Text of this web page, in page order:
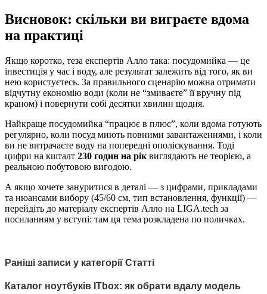
Висновок: скільки ви виграєте вдома
на практиці
Якщо коротко, теза експертів Алло така: посудомийка — це
інвестиція у час і воду, але результат залежить від того, як ви
нею користуєтесь. За правильного сценарію можна отримати
відчутну економію води (коли не “змиваєте” її вручну під
краном) і повернути собі десятки хвилин щодня.
Найкраще посудомийка “працює в плюс”, коли вдома готують
регулярно, коли посуд миють повними завантаженнями, і коли
ви не витрачаєте воду на попередні ополіскування. Тоді
цифри на кшталт 230 годин на рік виглядають не теорією, а
реальною побутовою вигодою.
А якщо хочете зануритися в деталі — з цифрами, прикладами
та нюансами вибору (45/60 см, тип встановлення, функції) —
перейдіть до матеріалу експертів Алло на LIGA.tech за
посиланням у вступі: там ця тема розкладена по поличках.
Раніші записи у категорії Статті
Каталог ноутбуків ITbox: як обрати вдалу модель